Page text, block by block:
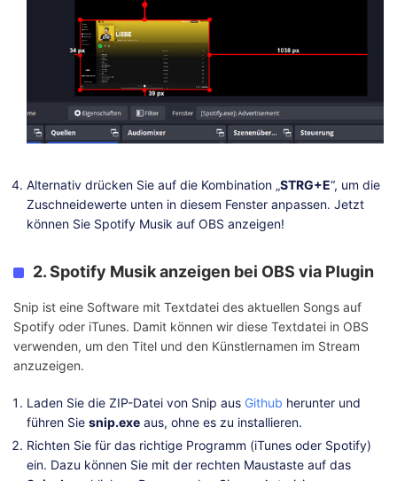
Alternativ drücken Sie auf die Kombination „STRG+E“, um die
Zuschneidewerte unten in diesem Fenster anpassen. Jetzt
können Sie Spotify Musik auf OBS anzeigen!
2. Spotify Musik anzeigen bei OBS via Plugin
Snip ist eine Software mit Textdatei des aktuellen Songs auf
Spotify oder iTunes. Damit können wir diese Textdatei in OBS
verwenden, um den Titel und den Künstlernamen im Stream
anzuzeigen.
Laden Sie die ZIP-Datei von Snip aus Github herunter und
führen Sie snip.exe aus, ohne es zu installieren.
Richten Sie für das richtige Programm (iTunes oder Spotify)
ein. Dazu können Sie mit der rechten Maustaste auf das